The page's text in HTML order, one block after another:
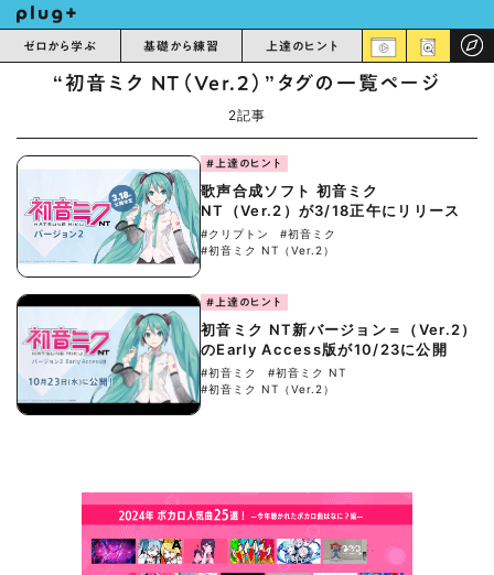
ゼロから学ぶ 基礎から練習 上達のヒント
“初音ミク NT（Ver.2）”タグの一覧ページ
2記事
#上達のヒント
歌声合成ソフト 初音ミク
NT（Ver.2）が3/18正午にリリース
#クリプトン
#初音ミク
#初音ミク NT（Ver.2）
#上達のヒント
初音ミク NT新バージョン＝（Ver.2）
のEarly Access版が10/23に公開
#初音ミク
#初音ミク NT
#初音ミク NT（Ver.2）